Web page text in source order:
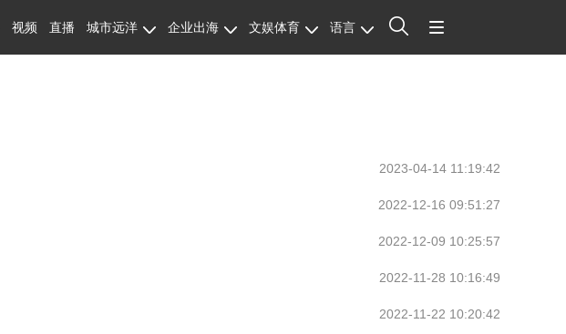
视频 直播 城市远洋 企业出海 文娱体育 语言 站内搜索
2023-04-14 11:19:42
2022-12-16 09:51:27
2022-12-09 10:25:57
2022-11-28 10:16:49
2022-11-22 10:20:42